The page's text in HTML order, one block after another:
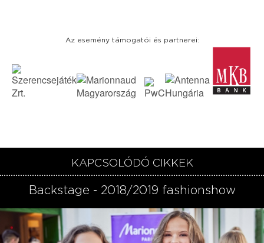
Az esemény támogatói és partnerei:
KAPCSOLÓDÓ CIKKEK
Backstage - 2018/2019 fashionshow